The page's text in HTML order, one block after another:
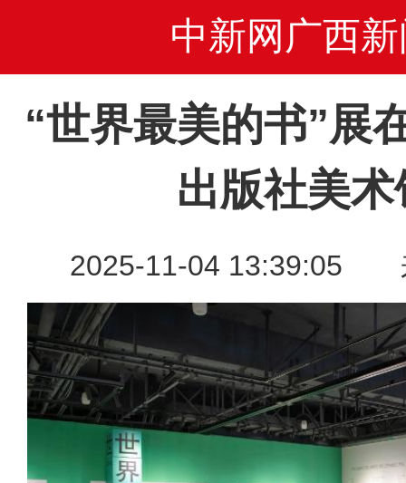
中新网广西新
“世界最美的书”展
出版社美
2025-11-04 13:39:05